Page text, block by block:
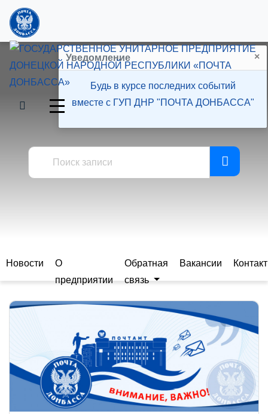
Пресс-центр
Новости
О
предприятии
Обратная
связь
Вакансии
Уведомление ×
Будь в курсе последних событий
вместе с ГУП ДНР "ПОЧТА ДОНБАССА"